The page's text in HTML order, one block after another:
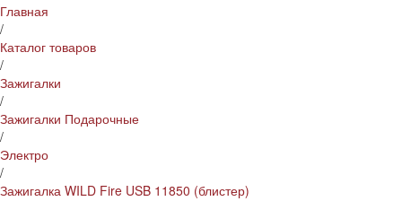
Главная
/
Каталог товаров
/
Зажигалки
/
Зажигалки Подарочные
/
Электро
/
Зажигалка WILD Fire USB 11850 (блистер)